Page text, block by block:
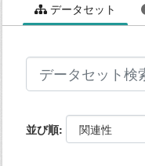
データセット
並び順